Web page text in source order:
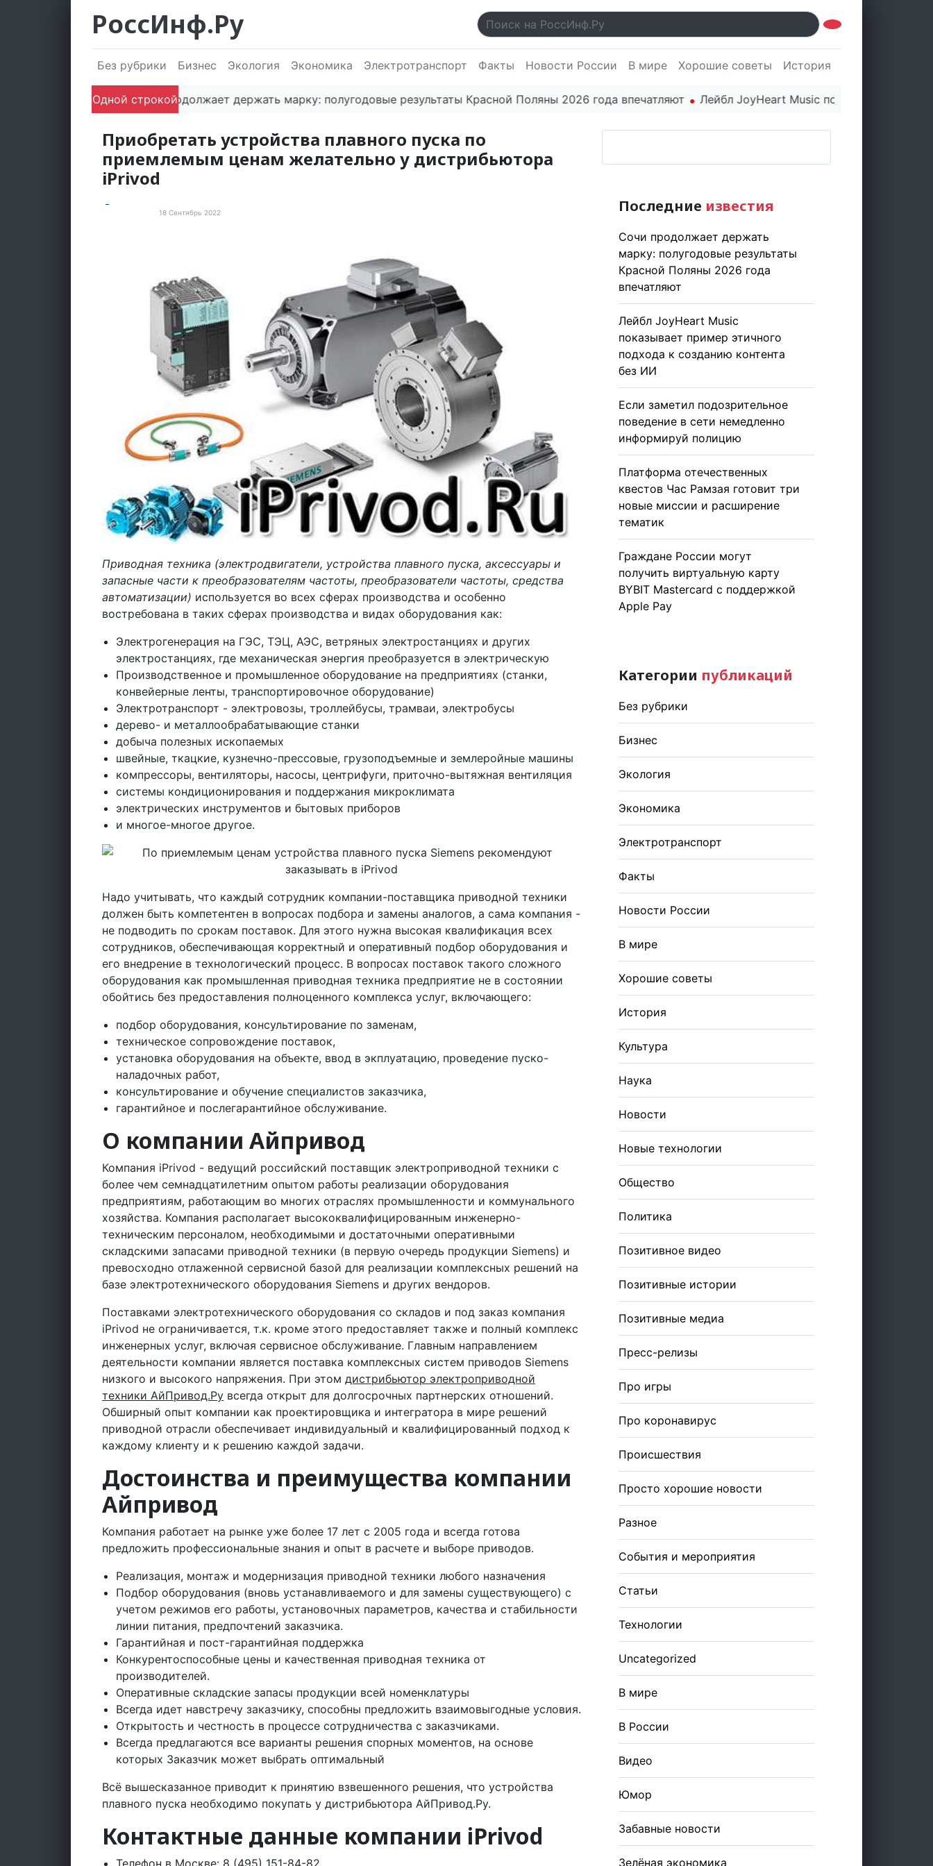
РоссИнф.Ру
Без рубрики Бизнес Экология Экономика Электротранспорт Факты Новости России В мире Хорошие советы История
Одной строкой
Сочи продолжает держать марку: полугодовые результаты Красной Поляны 2026 года впечатляют Лейбл JoyHeart Music показывает пример
Приобретать устройства плавного пуска по
приемлемым ценам желательно у дистрибьютора
iPrivod
18 Сентябрь 2022
Приводная техника (электродвигатели, устройства плавного пуска, аксессуары и
запасные части к преобразователям частоты, преобразователи частоты, средства
автоматизации) используется во всех сферах производства и особенно
востребована в таких сферах производства и видах оборудования как:
Электрогенерация на ГЭС, ТЭЦ, АЭС, ветряных электростанциях и других
электростанциях, где механическая энергия преобразуется в электрическую
Производственное и промышленное оборудование на предприятиях (станки,
конвейерные ленты, транспортировочное оборудование)
Электротранспорт - электровозы, троллейбусы, трамваи, электробусы
дерево- и металлообрабатывающие станки
добыча полезных ископаемых
швейные, ткацкие, кузнечно-прессовые, грузоподъемные и землеройные машины
компрессоры, вентиляторы, насосы, центрифуги, приточно-вытяжная вентиляция
системы кондиционирования и поддержания микроклимата
электрических инструментов и бытовых приборов
и многое-многое другое.
Надо учитывать, что каждый сотрудник компании-поставщика приводной техники
должен быть компетентен в вопросах подбора и замены аналогов, а сама компания -
не подводить по срокам поставок. Для этого нужна высокая квалификация всех
сотрудников, обеспечивающая корректный и оперативный подбор оборудования и
его внедрение в технологический процесс. В вопросах поставок такого сложного
оборудования как промышленная приводная техника предприятие не в состоянии
обойтись без предоставления полноценного комплекса услуг, включающего:
подбор оборудования, консультирование по заменам,
техническое сопровождение поставок,
установка оборудования на объекте, ввод в экплуатацию, проведение пуско-
наладочных работ,
консультирование и обучение специалистов заказчика,
гарантийное и послегарантийное обслуживание.
О компании Айпривод
Компания iPrivod - ведущий российский поставщик электроприводной техники с
более чем семнадцатилетним опытом работы реализации оборудования
предприятиям, работающим во многих отраслях промышленности и коммунального
хозяйства. Компания располагает высококвалифицированным инженерно-
техническим персоналом, необходимыми и достаточными оперативными
складскими запасами приводной техники (в первую очередь продукции Siemens) и
превосходно отлаженной сервисной базой для реализации комплексных решений на
базе электротехнического оборудования Siemens и других вендоров.
Поставками электротехнического оборудования со складов и под заказ компания
iPrivod не ограничивается, т.к. кроме этого предоставляет также и полный комплекс
инженерных услуг, включая сервисное обслуживание. Главным направлением
деятельности компании является поставка комплексных систем приводов Siemens
низкого и высокого напряжения. При этом дистрибьютор электроприводной
техники АйПривод.Ру всегда открыт для долгосрочных партнерских отношений.
Обширный опыт компании как проектировщика и интегратора в мире решений
приводной отрасли обеспечивает индивидуальный и квалифицированный подход к
каждому клиенту и к решению каждой задачи.
Достоинства и преимущества компании
Айпривод
Компания работает на рынке уже более 17 лет с 2005 года и всегда готова
предложить профессиональные знания и опыт в расчете и выборе приводов.
Реализация, монтаж и модернизация приводной техники любого назначения
Подбор оборудования (вновь устанавливаемого и для замены существующего) с
учетом режимов его работы, установочных параметров, качества и стабильности
линии питания, предпочтений заказчика.
Гарантийная и пост-гарантийная поддержка
Конкурентоспособные цены и качественная приводная техника от
производителей.
Оперативные складские запасы продукции всей номенклатуры
Всегда идет навстречу заказчику, способны предложить взаимовыгодные условия.
Открытость и честность в процессе сотрудничества с заказчиками.
Всегда предлагаются все варианты решения спорных моментов, на основе
которых Заказчик может выбрать оптимальный
Всё вышесказанное приводит к принятию взвешенного решения, что устройства
плавного пуска необходимо покупать у дистрибьютора АйПривод.Ру.
Контактные данные компании iPrivod
Телефон в Москве: 8 (495) 151-84-82
Последние известия
Сочи продолжает держать
марку: полугодовые результаты
Красной Поляны 2026 года
впечатляют
Лейбл JoyHeart Music
показывает пример этичного
подхода к созданию контента
без ИИ
Если заметил подозрительное
поведение в сети немедленно
информируй полицию
Платформа отечественных
квестов Час Рамзая готовит три
новые миссии и расширение
тематик
Граждане России могут
получить виртуальную карту
BYBIT Mastercard с поддержкой
Apple Pay
Категории публикаций
Без рубрики
Бизнес
Экология
Экономика
Электротранспорт
Факты
Новости России
В мире
Хорошие советы
История
Культура
Наука
Новости
Новые технологии
Общество
Политика
Позитивное видео
Позитивные истории
Позитивные медиа
Пресс-релизы
Про игры
Про коронавирус
Происшествия
Просто хорошие новости
Разное
События и мероприятия
Статьи
Технологии
Uncategorized
В мире
В России
Видео
Юмор
Забавные новости
Зелёная экономика